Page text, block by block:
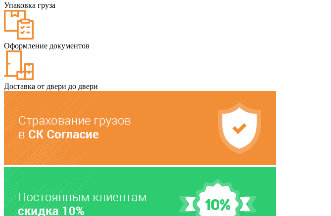
Упаковка груза
Оформление документов
Доставка от двери до двери